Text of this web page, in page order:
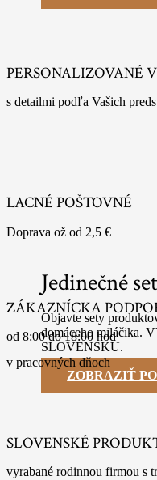
Jedinečné
Objavte sety
domáceho miláčika.
SLOVENSKU.
ZOBRAZIŤ
PERSONALIZOVANÉ
s detailmi podľa Vašich
LACNÉ POŠTOVNÉ
Doprava ož od 2,5 €
ZÁKAZNÍCKA
od 8:00 do 18:00 hod
v pracovných dňoch
SLOVENSKÉ
vyrabané rodinnou firmou s